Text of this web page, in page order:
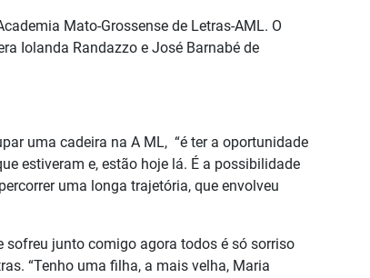
Mato-Grossense de Letras-AML. O
Iolanda Randazzo e José Barnabé de
uma cadeira na A ML, “é ter a oportunidade
estiveram e, estão hoje lá. É a possibilidade
uma longa trajetória, que envolveu
sofreu junto comigo agora todos é só sorriso
“Tenho uma filha, a mais velha, Maria